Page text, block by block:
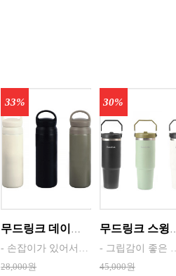
28,000원
33%
45,000원
30%